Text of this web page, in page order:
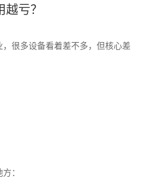
亏？
很多设备看着差不多，但核心差
：